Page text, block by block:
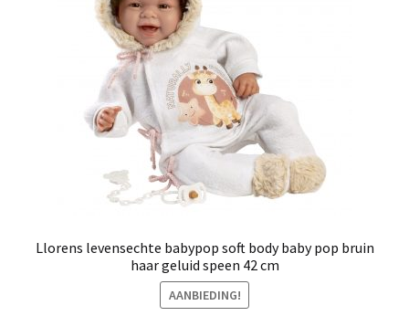
Llorens levensechte babypop soft body baby pop bruin
haar geluid speen 42 cm
AANBIEDING!